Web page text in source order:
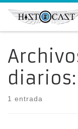
Saltar al
diarios:
1 entrada